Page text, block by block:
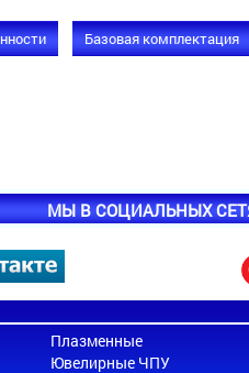
Базовая комплектация
МЫ В СОЦИАЛЬНЫХ
Плазменные
Ювелирные ЧПУ